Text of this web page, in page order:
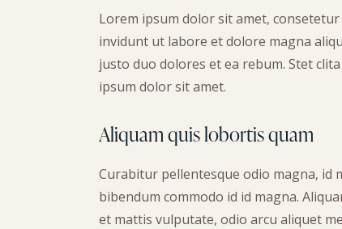
Lorem ipsum dolor sit amet,
invidunt ut labore et dolore magna
justo duo dolores et ea rebum. Stet
ipsum dolor sit amet.
Aliquam quis lobortis quam
Curabitur pellentesque odio magna, id
bibendum commodo id id magna.
et mattis vulputate, odio arcu aliquet